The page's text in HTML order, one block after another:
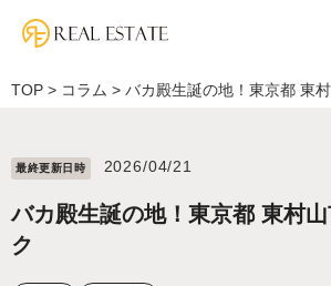
TOP > コラム > バカ殿生誕の地！東京都 東
最終更新⽇時 2026/04/21
バカ殿生誕の地！東京都 東村
ク